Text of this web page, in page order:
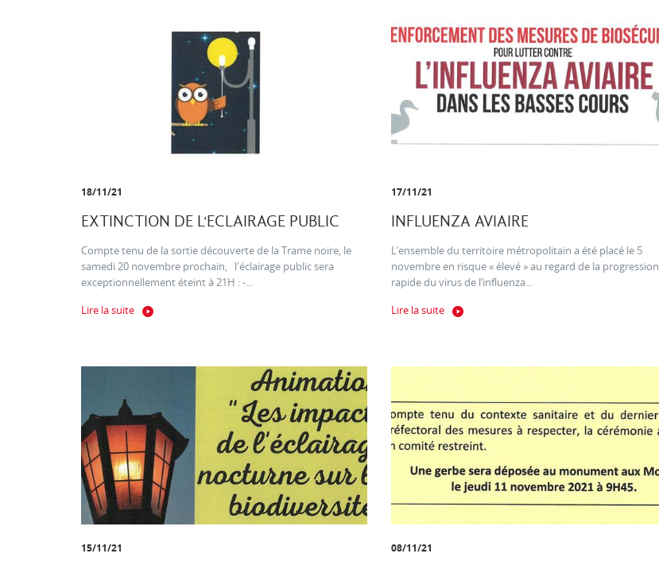
18/11/21
EXTINCTION DE L'ECLAIRAGE PUBLIC
Compte tenu de la sortie découverte de la Trame noire, le
samedi 20 novembre prochain, l'éclairage public sera
exceptionnellement éteint à 21H : -...
Lire la suite
17/11/21
INFLUENZA AVIAIRE
L’ensemble du territoire métropolitain a été placé le 5
novembre en risque « élevé » au regard de la progression
rapide du virus de l’influenza...
Lire la suite
15/11/21 08/11/21